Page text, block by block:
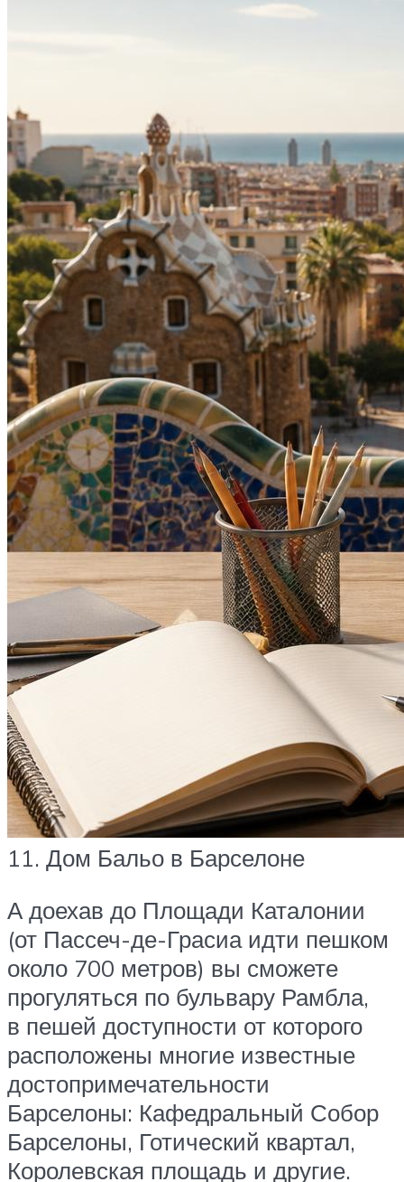
11. Дом Бальо в Барселоне
А доехав до Площади Каталонии
(от Пассеч-де-Грасиа идти пешком
около 700 метров) вы сможете
прогуляться по бульвару Рамбла,
в пешей доступности от которого
расположены многие известные
достопримечательности
Барселоны: Кафедральный Собор
Барселоны, Готический квартал,
Королевская площадь и другие.